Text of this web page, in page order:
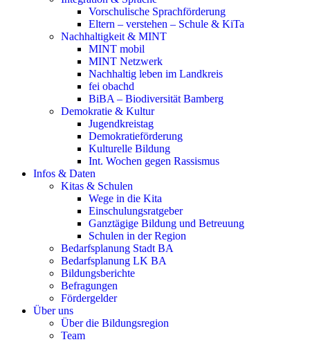
Vorschulische Sprachförderung
Eltern – verstehen – Schule & KiTa
Nachhaltigkeit & MINT
MINT mobil
MINT Netzwerk
Nachhaltig leben im Landkreis
fei obachd
BiBA – Biodiversität Bamberg
Demokratie & Kultur
Jugendkreistag
Demokratieförderung
Kulturelle Bildung
Int. Wochen gegen Rassismus
Infos & Daten
Kitas & Schulen
Wege in die Kita
Einschulungsratgeber
Ganztägige Bildung und Betreuung
Schulen in der Region
Bedarfsplanung Stadt BA
Bedarfsplanung LK BA
Bildungsberichte
Befragungen
Förder­gelder
Über uns
Über die Bildungsregion
Team